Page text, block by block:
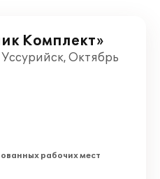
Комплект»
Октябрь
рабочих мест